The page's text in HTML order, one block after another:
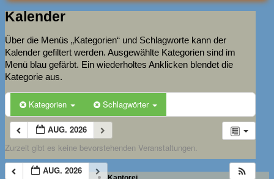
Kalender
Über die Menüs „Kategorien“ und Schlagworte kann der
Kalender gefiltert werden. Ausgewählte Kategorien sind im
Menü blau gefärbt. Ein wiederholtes Anklicken blendet die
Kategorie aus.
Kategorien Schlagwörter
AUG. 2026
Zurzeit gibt es keine bevorstehenden Veranstaltungen.
AUG. 2026